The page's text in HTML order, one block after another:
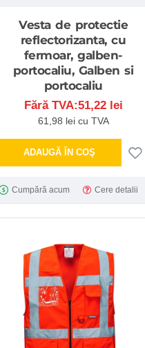
Vesta de protectie
reflectorizanta, cu
fermoar, galben-
portocaliu, Galben si
portocaliu
Fără TVA:51,22 lei
61,98 lei cu TVA
ADAUGĂ ÎN COŞ
Cumpără acum Cere detalii